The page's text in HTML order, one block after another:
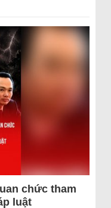
chức tham
luật